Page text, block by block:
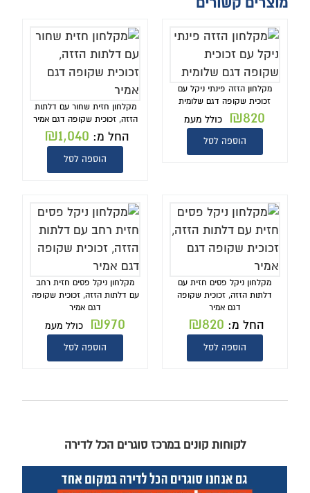
מקלחון הזזה פינתי ניקל עם
זכוכית שקופה דגם שלומית
₪820 כולל מעמ
הוספה לסל
מקלחון חזית שחור עם דלתות
הזזה, זכוכית שקופה דגם אמיר
החל מ: ₪1,040
הוספה לסל
מקלחון ניקל פסים חזית עם
דלתות הזזה, זכוכית שקופה
דגם אמיר
החל מ: ₪820
הוספה לסל
מקלחון ניקל פסים חזית רחב
עם דלתות הזזה, זכוכית שקופה
דגם אמיר
₪970 כולל מעמ
הוספה לסל
לקוחות קונים במרכז סוגרים הכל לדירה